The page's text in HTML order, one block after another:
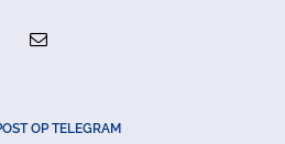
OP TELEGRAM